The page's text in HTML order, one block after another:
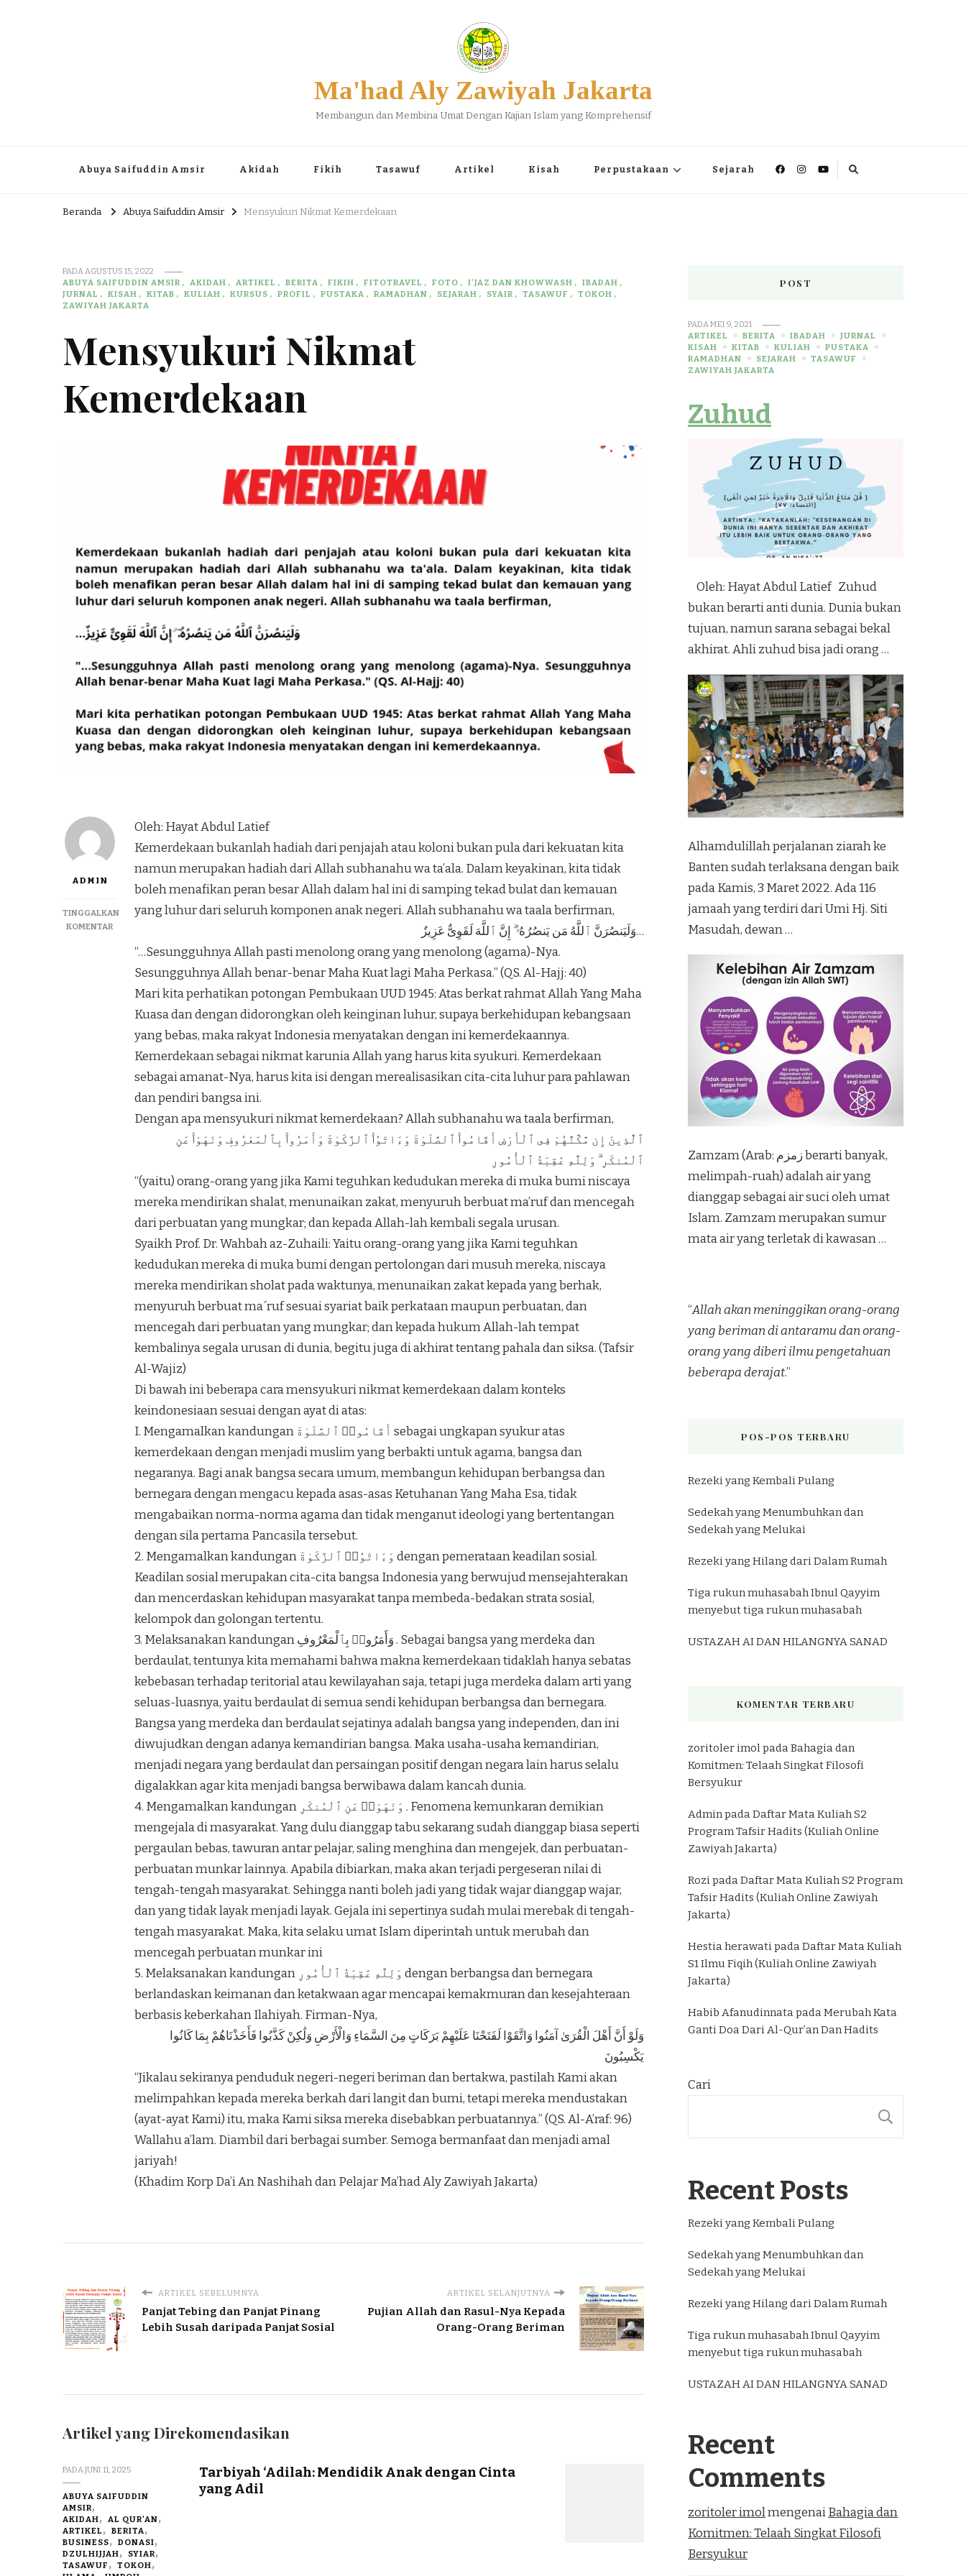
Ma'had Aly Zawiyah Jakarta
Membangun dan Membina Umat Dengan Kajian Islam yang Komprehensif
Abuya Saifuddin Amsir Akidah Fikih Tasawuf Artikel Kisah Perpustakaan Sejarah
Beranda Abuya Saifuddin Amsir Mensyukuri Nikmat Kemerdekaan
PADAAGUSTUS 15, 2022
ABUYA SAIFUDDIN AMSIR
AKIDAH ARTIKEL BERITA FIKIH FITOTRAVEL FOTO I'JAZ DAN KHOWWASH
IBADAH
JURNAL
KISAH KITAB KULIAH KURSUS PROFIL PUSTAKA RAMADHAN SEJARAH SYAIR TASAWUF
TOKOH
ZAWIYAH JAKARTA
Mensyukuri Nikmat
Kemerdekaan
ADMIN
TINGGALKAN
KOMENTAR
Oleh: Hayat Abdul Latief
Kemerdekaan bukanlah hadiah dari penjajah atau koloni bukan pula dari kekuatan kita
namun merupakan hadiah dari Allah subhanahu wa ta’ala. Dalam keyakinan, kita tidak
boleh menafikan peran besar Allah dalam hal ini di samping tekad bulat dan kemauan
yang luhur dari seluruh komponen anak negeri. Allah subhanahu wa taala berfirman,
…وَلَيَنصُرَنَّ ٱللَّهُ مَن يَنصُرُهُۥٓ ۗ إِنَّ ٱللَّهَ لَقَوِىٌّ عَزِيزٌ
“…Sesungguhnya Allah pasti menolong orang yang menolong (agama)-Nya.
Sesungguhnya Allah benar-benar Maha Kuat lagi Maha Perkasa.” (QS. Al-Hajj: 40)
Mari kita perhatikan potongan Pembukaan UUD 1945: Atas berkat rahmat Allah Yang Maha
Kuasa dan dengan didorongkan oleh keinginan luhur, supaya berkehidupan kebangsaan
yang bebas, maka rakyat Indonesia menyatakan dengan ini kemerdekaannya.
Kemerdekaan sebagai nikmat karunia Allah yang harus kita syukuri. Kemerdekaan
sebagai amanat-Nya, harus kita isi dengan merealisasikan cita-cita luhur para pahlawan
dan pendiri bangsa ini.
Dengan apa mensyukuri nikmat kemerdekaan? Allah subhanahu wa taala berfirman,
ٱلَّذِينَ إِن مَّكَّنَّٰهُمْ فِى ٱلْأَرْضِ أَقَامُوا۟ ٱلصَّلَوٰةَ وَءَاتَوُا۟ ٱلزَّكَوٰةَ وَأَمَرُوا۟ بِٱلْمَعْرُوفِ وَنَهَوْا۟ عَنِ
ٱلْمُنكَرِ ۗ وَلِلَّهِ عَٰقِبَةُ ٱلْأُمُورِ
“(yaitu) orang-orang yang jika Kami teguhkan kedudukan mereka di muka bumi niscaya
mereka mendirikan shalat, menunaikan zakat, menyuruh berbuat ma’ruf dan mencegah
dari perbuatan yang mungkar; dan kepada Allah-lah kembali segala urusan.
Syaikh Prof. Dr. Wahbah az-Zuhaili: Yaitu orang-orang yang jika Kami teguhkan
kedudukan mereka di muka bumi dengan pertolongan dari musuh mereka, niscaya
mereka mendirikan sholat pada waktunya, menunaikan zakat kepada yang berhak,
menyuruh berbuat ma´ruf sesuai syariat baik perkataan maupun perbuatan, dan
mencegah dari perbuatan yang mungkar; dan kepada hukum Allah-lah tempat
kembalinya segala urusan di dunia, begitu juga di akhirat tentang pahala dan siksa. (Tafsir
Al-Wajiz)
Di bawah ini beberapa cara mensyukuri nikmat kemerdekaan dalam konteks
keindonesiaan sesuai dengan ayat di atas:
I. Mengamalkan kandungan أَقَامُوا۟ ٱلصَّلَوٰةَ sebagai ungkapan syukur atas
kemerdekaan dengan menjadi muslim yang berbakti untuk agama, bangsa dan
negaranya. Bagi anak bangsa secara umum, membangun kehidupan berbangsa dan
bernegara dengan mengacu kepada asas-asas Ketuhanan Yang Maha Esa, tidak
mengabaikan norma-norma agama dan tidak menganut ideologi yang bertentangan
dengan sila pertama Pancasila tersebut.
2. Mengamalkan kandungan وَءَاتَوُا۟ ٱلزَّكَوٰةَ dengan pemerataan keadilan sosial.
Keadilan sosial merupakan cita-cita bangsa Indonesia yang berwujud mensejahterakan
dan mencerdaskan kehidupan masyarakat tanpa membeda-bedakan strata sosial,
kelompok dan golongan tertentu.
3. Melaksanakan kandungan وَأَمَرُوا۟ بِٱلْمَعْرُوفِ . Sebagai bangsa yang merdeka dan
berdaulat, tentunya kita memahami bahwa makna kemerdekaan tidaklah hanya sebatas
kebebasan terhadap teritorial atau kewilayahan saja, tetapi juga merdeka dalam arti yang
seluas-luasnya, yaitu berdaulat di semua sendi kehidupan berbangsa dan bernegara.
Bangsa yang merdeka dan berdaulat sejatinya adalah bangsa yang independen, dan ini
diwujudkan dengan adanya kemandirian bangsa. Maka usaha-usaha kemandirian,
menjadi negara yang berdaulat dan persaingan positif dengan negara lain harus selalu
digalakkan agar kita menjadi bangsa berwibawa dalam kancah dunia.
4. Mengamalkan kandungan وَنَهَوْا۟ عَنِ ٱلْمُنكَرِ . Fenomena kemunkaran demikian
mengejala di masyarakat. Yang dulu dianggap tabu sekarang sudah dianggap biasa seperti
pergaulan bebas, tawuran antar pelajar, saling menghina dan mengejek, dan perbuatan-
perbuatan munkar lainnya. Apabila dibiarkan, maka akan terjadi pergeseran nilai di
tengah-tengah masyarakat. Sehingga nanti boleh jadi yang tidak wajar dianggap wajar,
dan yang tidak layak menjadi layak. Gejala ini sepertinya sudah mulai merebak di tengah-
tengah masyarakat. Maka, kita selaku umat Islam diperintah untuk merubah dan
mencegah perbuatan munkar ini
5. Melaksanakan kandungan وَلِلَّهِ عَٰقِبَةُ ٱلْأُمُورِ dengan berbangsa dan bernegara
berlandaskan keimanan dan ketakwaan agar mencapai kemakmuran dan kesejahteraan
berbasis keberkahan Ilahiyah. Firman-Nya,
وَلَوْ أَنَّ أَهْلَ الْقُرَىٰ آمَنُوا وَاتَّقَوْا لَفَتَحْنَا عَلَيْهِمْ بَرَكَاتٍ مِنَ السَّمَاءِ وَالْأَرْضِ وَلَٰكِنْ كَذَّبُوا فَأَخَذْنَاهُمْ بِمَا كَانُوا
يَكْسِبُونَ
“Jikalau sekiranya penduduk negeri-negeri beriman dan bertakwa, pastilah Kami akan
melimpahkan kepada mereka berkah dari langit dan bumi, tetapi mereka mendustakan
(ayat-ayat Kami) itu, maka Kami siksa mereka disebabkan perbuatannya.” (QS. Al-A’raf: 96)
Wallahu a’lam. Diambil dari berbagai sumber. Semoga bermanfaat dan menjadi amal
jariyah!
(Khadim Korp Da’i An Nashihah dan Pelajar Ma’had Aly Zawiyah Jakarta)
ARTIKEL SEBELUMNYA
Panjat Tebing dan Panjat Pinang
Lebih Susah daripada Panjat Sosial
ARTIKEL SELANJUTNYA
Pujian Allah dan Rasul-Nya Kepada
Orang-Orang Beriman
Artikel yang Direkomendasikan
PADA JUNI 11, 2025
ABUYA SAIFUDDIN
AMSIR
AKIDAH
AL QUR'AN
ARTIKEL
BERITA
BUSINESS
DONASI
DZULHIJJAH
SYIAR
TASAWUF
TOKOH
Tarbiyah ‘Adilah: Mendidik Anak dengan Cinta
yang Adil
POST
PADAMEI 9, 2021
ARTIKEL
BERITA IBADAH
JURNAL
KISAH
KITAB KULIAH
PUSTAKA
RAMADHAN
SEJARAH
TASAWUF
ZAWIYAH JAKARTA
Zuhud
Oleh: Hayat Abdul Latief Zuhud
bukan berarti anti dunia. Dunia bukan
tujuan, namun sarana sebagai bekal
akhirat. Ahli zuhud bisa jadi orang …
Alhamdulillah perjalanan ziarah ke
Banten sudah terlaksana dengan baik
pada Kamis, 3 Maret 2022. Ada 116
jamaah yang terdiri dari Umi Hj. Siti
Masudah, dewan …
Zamzam (Arab: زمزم‎ berarti banyak,
melimpah-ruah) adalah air yang
dianggap sebagai air suci oleh umat
Islam. Zamzam merupakan sumur
mata air yang terletak di kawasan …
“Allah akan meninggikan orang-orang
yang beriman di antaramu dan orang-
orang yang diberi ilmu pengetahuan
beberapa derajat.”
POS-POS TERBARU
Rezeki yang Kembali Pulang
Sedekah yang Menumbuhkan dan
Sedekah yang Melukai
Rezeki yang Hilang dari Dalam Rumah
Tiga rukun muhasabah Ibnul Qayyim
menyebut tiga rukun muhasabah
USTAZAH AI DAN HILANGNYA SANAD
KOMENTAR TERBARU
zoritoler imolpadaBahagia dan
Komitmen: Telaah Singkat Filosofi
Bersyukur
AdminpadaDaftar Mata Kuliah S2
Program Tafsir Hadits (Kuliah Online
Zawiyah Jakarta)
RozipadaDaftar Mata Kuliah S2 Program
Tafsir Hadits (Kuliah Online Zawiyah
Jakarta)
Hestia herawatipadaDaftar Mata Kuliah
S1 Ilmu Fiqih (Kuliah Online Zawiyah
Jakarta)
Habib AfanudinnatapadaMerubah Kata
Ganti Doa Dari Al-Qur’an Dan Hadits
Cari
Recent Posts
Rezeki yang Kembali Pulang
Sedekah yang Menumbuhkan dan
Sedekah yang Melukai
Rezeki yang Hilang dari Dalam Rumah
Tiga rukun muhasabah Ibnul Qayyim
menyebut tiga rukun muhasabah
USTAZAH AI DAN HILANGNYA SANAD
Recent
Comments
zoritoler imolmengenaiBahagia dan
Komitmen: Telaah Singkat Filosofi
Bersyukur